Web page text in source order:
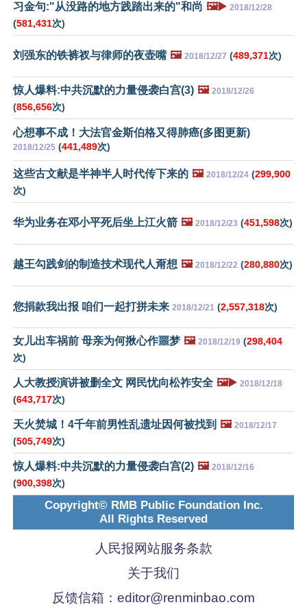
习金句:"从没路的地方践踏出来的"和尚 🖼️▶️ 2018/12/28
(581,431次)
刘强东的铁裤衩与律师的夜壶嘴 🖼️ 2018/12/27 (489,371次)
惊人爆料:中共沉默的力量侵袭白宫(3) 🖼️ 2018/12/26
(856,656次)
心想事不成！大法官金斯伯格又得肺癌(多图更新)
2018/12/25 (441,489次)
这些古文献是半神半人时代传下来的 🖼️ 2018/12/24 (299,900
次)
华为业务在邓小平死后坐上江火箭 🖼️ 2018/12/23 (451,598次)
越王勾践剑的制造技术现代人甭想 🖼️ 2018/12/22 (280,880次)
您捐款我出报 咱们一起打拼未来 2018/12/21 (2,557,318次)
女儿出车祸前 母亲为何揪心作噩梦 🖼️ 2018/12/19 (298,404
次)
人大教授演讲被删全文 网民忧向松祚安全 🖼️▶️ 2018/12/18
(643,717次)
天火焚城！4千年前男性乱遗址因何被找到 🖼️ 2018/12/17
(505,749次)
惊人爆料:中共沉默的力量侵袭白宫(2) 🖼️ 2018/12/16
(900,398次)
Copyright© RMB Public Foundation Inc.
All Rights Reserved
人民报网站服务条款
关于我们
反馈信箱： editor@renminbao.com